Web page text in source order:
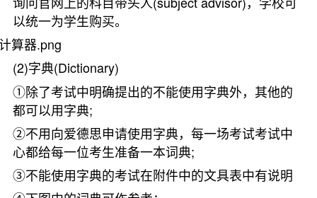
以统一为学生购买。
(2)字典(Dictionary)
①除了考试中明确提出的不能使用字典外，其他的
都可以用字典;
②不用向爱德思申请使用字典，每一场考试考试中
心都给每一位考生准备一本词典;
③不能使用字典的考试在附件中的文具表中有说明